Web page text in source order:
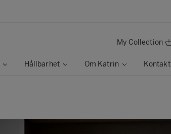
My Collection
Hållbarhet Om Katrin Kontakt